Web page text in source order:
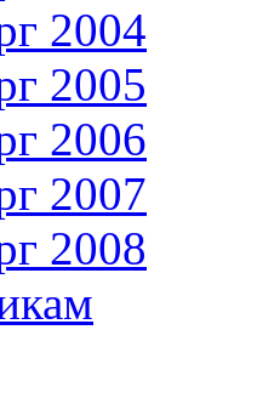
2004
2005
2006
2007
2008